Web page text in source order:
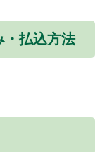
・払込方法